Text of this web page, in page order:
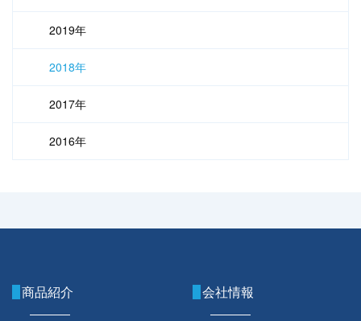
2019年
2018年
2017年
2016年
商品紹介 会社情報